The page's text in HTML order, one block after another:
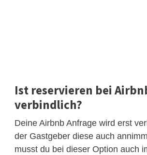
Ist reservieren bei
verbindlich?
Deine Airbnb Anfrage wird erst
der Gastgeber diese auch
musst du bei dieser Option auch